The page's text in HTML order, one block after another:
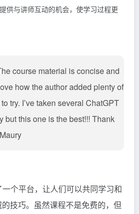
供与讲师互动的机会，使学习过程更
course material is concise and
how the author added plenty of
try. I’ve taken several ChatGPT
but this one is the best!!! Thank
个平台，让人们可以共同学习和
技巧。虽然课程不是免费的，但